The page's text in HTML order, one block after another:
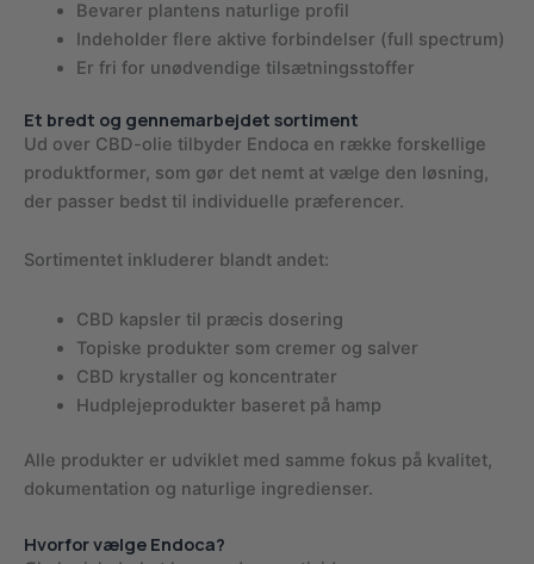
Bevarer plantens naturlige profil
Indeholder flere aktive forbindelser (full spectrum)
Er fri for unødvendige tilsætningsstoffer
Et bredt og gennemarbejdet sortiment
Ud over CBD-olie tilbyder Endoca en række forskellige
produktformer, som gør det nemt at vælge den løsning,
der passer bedst til individuelle præferencer.
Sortimentet inkluderer blandt andet:
CBD kapsler til præcis dosering
Topiske produkter som cremer og salver
CBD krystaller og koncentrater
Hudplejeprodukter baseret på hamp
Alle produkter er udviklet med samme fokus på kvalitet,
dokumentation og naturlige ingredienser.
Hvorfor vælge Endoca?